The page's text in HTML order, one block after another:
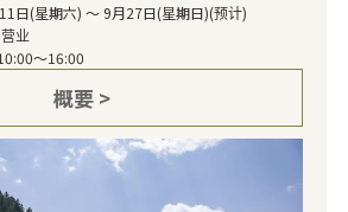
日(星期六) ～ 9月27日(星期日)(预计)
业
～16:00
概要 >